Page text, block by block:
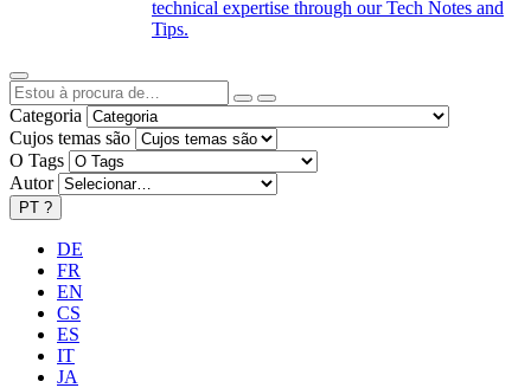
technical expertise through our Tech Notes and
Tips.
Categoria
Cujos temas são
O Tags
Autor
PT ?
DE
FR
EN
CS
ES
IT
JA